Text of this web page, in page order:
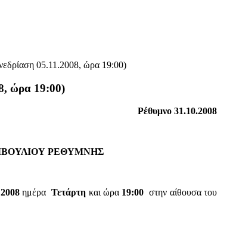
05.11.2008, ώρα 19:00)
ώρα 19:00)
Ρέθυμνο 31.10.2008
ΡΕΘΥΜΝΗΣ
2008 ημέραΤετάρτη και ώρα 19:00 στην αίθουσα του